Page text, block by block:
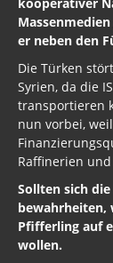
kooperativer
er neben den
Die Türken
Syrien, da die
transportieren
nun vorbei,
Raffinerien
Sollten sich
bewahrheiten,
Pfifferling auf
wollen.